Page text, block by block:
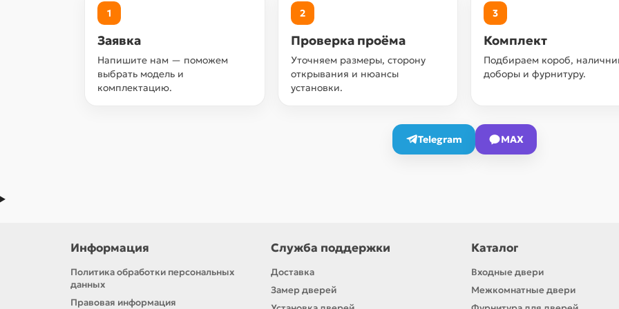
1
Заявка
Напишите нам — поможем
выбрать модель и
комплектацию.
2
Проверка проёма
Уточняем размеры, сторону
открывания и нюансы
установки.
3
Комплект
Подбираем короб,
доборы и фурнитуру.
Telegram MAX
Информация
Политика обработки персональных
данных
Правовая информация
Служба поддержки
Доставка
Замер дверей
Каталог
Входные двери
Межкомнатные двери